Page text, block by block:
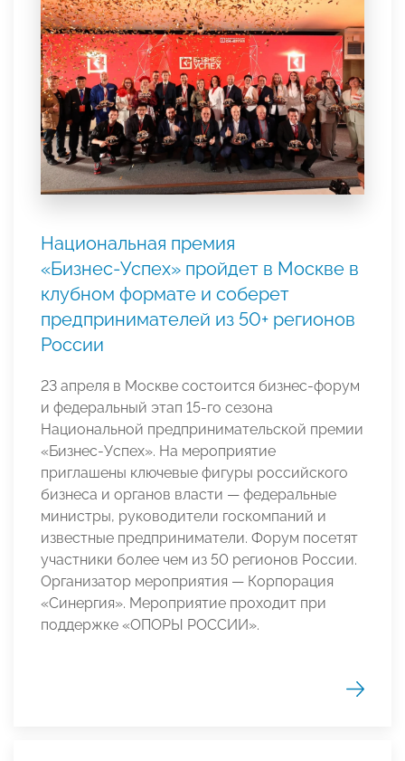
Национальная премия
«Бизнес‑Успех» пройдет в Москве в
клубном формате и соберет
предпринимателей из 50+ регионов
России
23 апреля в Москве состоится бизнес-форум
и федеральный этап 15-го сезона
Национальной предпринимательской премии
«Бизнес-Успех». На мероприятие
приглашены ключевые фигуры российского
бизнеса и органов власти — федеральные
министры, руководители госкомпаний и
известные предприниматели. Форум посетят
участники более чем из 50 регионов России.
Организатор мероприятия — Корпорация
«Синергия». Мероприятие проходит при
поддержке «ОПОРЫ РОССИИ».